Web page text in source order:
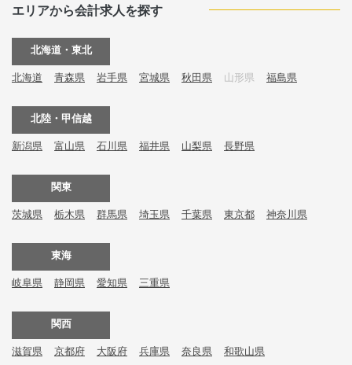
エリアから会計求人を探す
北海道・東北
北海道 青森県 岩手県 宮城県 秋田県 山形県 福島県
北陸・甲信越
新潟県 富山県 石川県 福井県 山梨県 長野県
関東
茨城県 栃木県 群馬県 埼玉県 千葉県 東京都 神奈川県
東海
岐阜県 静岡県 愛知県 三重県
関西
滋賀県 京都府 大阪府 兵庫県 奈良県 和歌山県